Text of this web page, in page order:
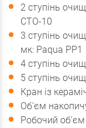
2 ступінь
CTO-10
3 ступінь
мк: Paqua PР1
4 ступінь
5 ступінь
Кран із
Об'єм
Робочий об'єм